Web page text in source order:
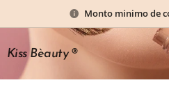
Monto minimo de
Kiss Bèauty®